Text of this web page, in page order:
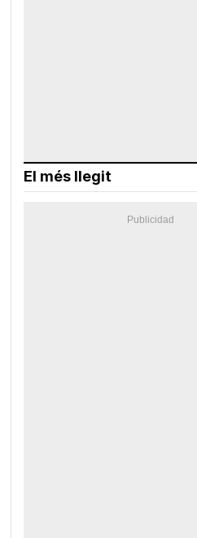
El més llegit